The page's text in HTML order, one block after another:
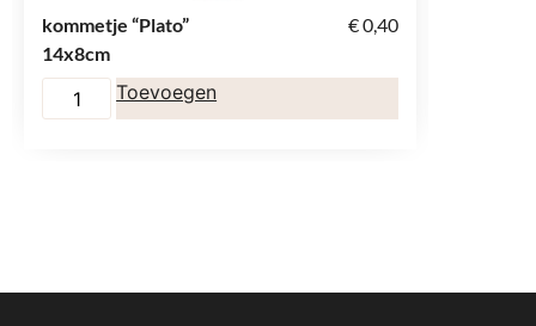
kommetje “Plato”
14x8cm
€0,40
Toevoegen